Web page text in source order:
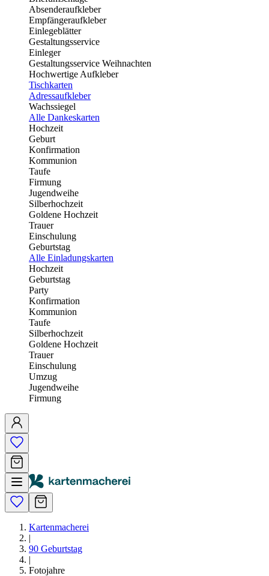
Absenderaufkleber
Empfängeraufkleber
Einlegeblätter
Gestaltungsservice
Einleger
Gestaltungsservice Weihnachten
Hochwertige Aufkleber
Tischkarten
Adressaufkleber
Wachssiegel
Alle Dankeskarten
Hochzeit
Geburt
Konfirmation
Kommunion
Taufe
Firmung
Jugendweihe
Silberhochzeit
Goldene Hochzeit
Trauer
Einschulung
Geburtstag
Alle Einladungskarten
Hochzeit
Geburtstag
Party
Konfirmation
Kommunion
Taufe
Silberhochzeit
Goldene Hochzeit
Trauer
Einschulung
Umzug
Jugendweihe
Firmung
Kartenmacherei
|
90 Geburtstag
|
Fotojahre